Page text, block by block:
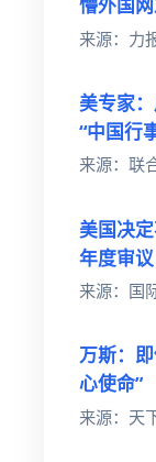
来源：力
美专家
“中国行
来源：联
美国决
年度审议
来源：国
万斯：
心使命”
来源：天